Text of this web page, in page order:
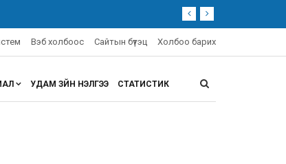
Вэб холбоос Сайтын бүтэц Холбоо барих
УДАМ ЗҮЙН ҮНЭЛГЭЭ СТАТИСТИК